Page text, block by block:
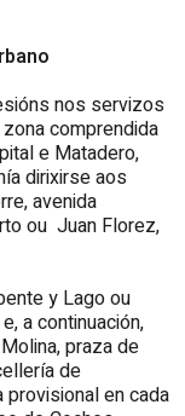
nos servizos
comprendida
e Matadero,
dirixirse aos
avenida
ou Juan Florez,
y Lago ou
a continuación,
praza de
de
provisional en cada